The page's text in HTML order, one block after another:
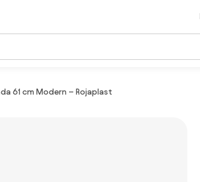
61 cm Modern – Rojaplast